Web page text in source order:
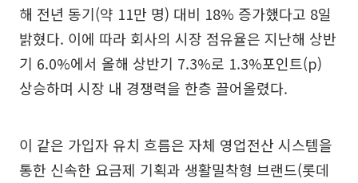
해 전년 동기(약 11만 명) 대비 18% 증가했다고 8일
밝혔다. 이에 따라 회사의 시장 점유율은 지난해 상반
기 6.0%에서 올해 상반기 7.3%로 1.3%포인트(p)
상승하며 시장 내 경쟁력을 한층 끌어올렸다.
이 같은 가입자 유치 흐름은 자체 영업전산 시스템을
통한 신속한 요금제 기획과 생활밀착형 브랜드(롯데